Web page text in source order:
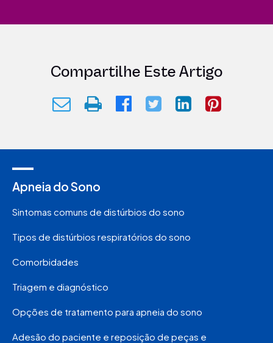
Compartilhe Este Artigo
Apneia do Sono
Sintomas comuns de distúrbios do sono
Tipos de distúrbios respiratórios do sono
Comorbidades
Triagem e diagnóstico
Opções de tratamento para apneia do sono
Adesão do paciente e reposição de peças e